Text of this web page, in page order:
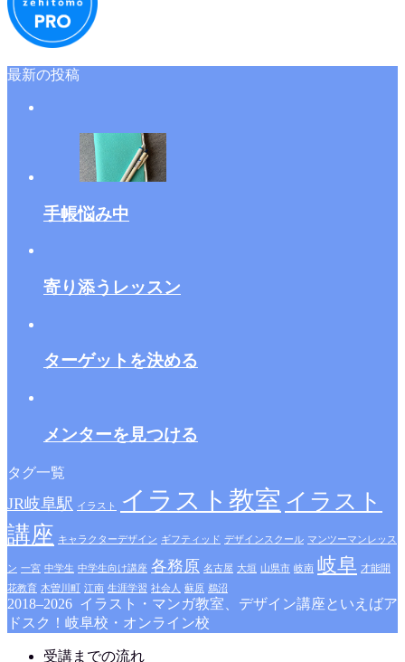
最新の投稿
手帳悩み中
寄り添うレッスン
ターゲットを決める
メンターを見つける
タグ一覧
JR岐阜駅 イラスト イラスト教室 イラスト
講座 キャラクターデザイン ギフティッド デザインスクール マンツーマンレッス
ン 一宮 中学生 中学生向け講座 各務原 名古屋 大垣 山県市 岐南 岐阜 才能開
花教育 木曽川町 江南 生涯学習 社会人 蘇原 鵜沼
2018–2026 イラスト・マンガ教室、デザイン講座といえばア
ドスク！岐阜校・オンライン校
受講までの流れ